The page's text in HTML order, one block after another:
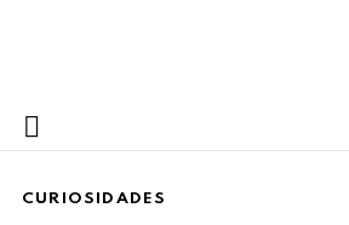
Menu
CURIOSIDADES